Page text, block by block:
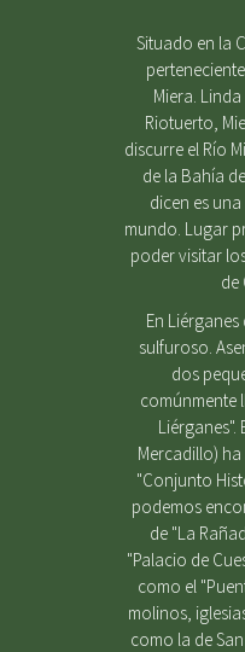
Situado en la
Miera.
Riotuerto,
discurre el Río
de la Bahía
dicen es
mundo. Lugar
poder visitar
de
En
sulfuroso.
dos
comúnmente
Liérganes".
Mercadillo)
"Conjunto
podemos
de "La
"Palacio de
como el
molinos,
como la de